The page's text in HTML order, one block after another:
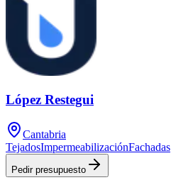
López Restegui
Cantabria
TejadosImpermeabilizaciónFachadas
Pedir presupuesto